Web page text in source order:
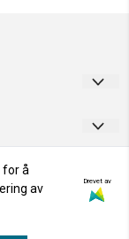
for å
av
Drevet av